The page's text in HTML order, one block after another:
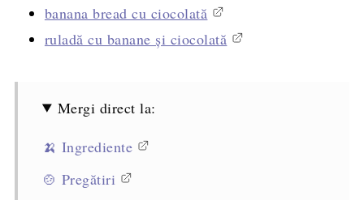
banana bread cu ciocolată
ruladă cu banane și ciocolată
Mergi direct la:
🍌 Ingrediente
🍲 Pregătiri